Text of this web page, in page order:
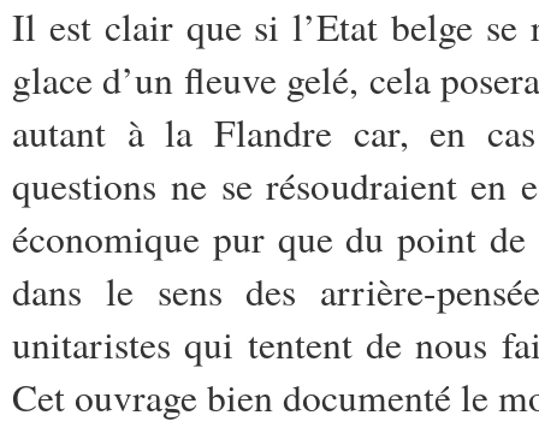
Il est clair que si l’Etat belge se
glace d’un fleuve gelé, cela
autant à la Flandre car, en
questions ne se résoudraient
économique pur que du point
dans le sens des arrière-
unitaristes qui tentent de nous
Cet ouvrage bien documenté le